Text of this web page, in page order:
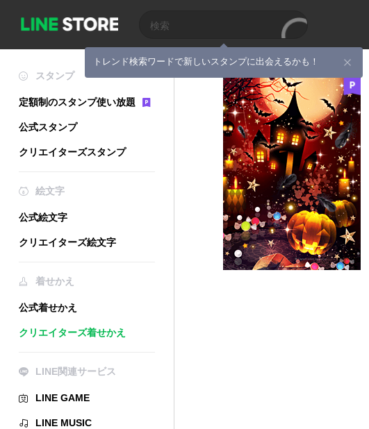
トレンド検索ワードで新しいスタンプに出会えるかも！
スタンプ
定額制のスタンプ使い放題
公式スタンプ
クリエイターズスタンプ
絵文字
公式絵文字
クリエイターズ絵文字
着せかえ
公式着せかえ
クリエイターズ着せかえ
LINE関連サービス
LINE GAME
LINE MUSIC